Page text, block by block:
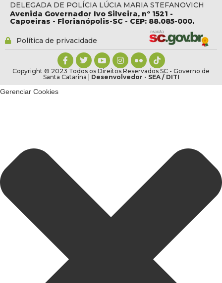
DELEGADA DE POLÍCIA LÚCIA MARIA STEFANOVICH
Avenida Governador Ivo Silveira, nº 1521 -
Capoeiras - Florianópolis-SC - CEP: 88.085-000.
Política de privacidade
Copyright © 2023 Todos os Direitos Reservados SC - Governo de
Santa Catarina | Desenvolvedor - SEA / DITI
Gerenciar Cookies